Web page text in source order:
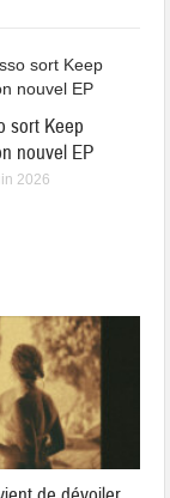
sort Keep
nouvel EP
2026